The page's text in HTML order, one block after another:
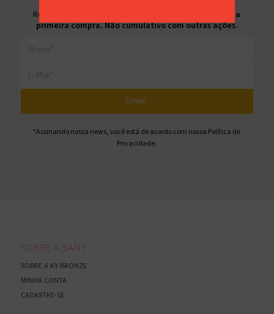
Receba nossas novidades e ganhe
10% de desconto na
primeira compra. Não cumulativo com outras ações.
*Assinando nossa news, você está de acordo com nossa Política de
Privacidade.
SOBRE A SANT
SOBRE A KY BRONZE
MINHA CONTA
CADASTRE-SE